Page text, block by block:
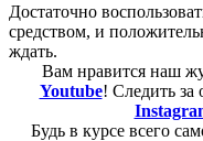
Достаточно
средством, и
ждать.
Вам нравится наш
Youtube! Следить за
Будь в курсе всего